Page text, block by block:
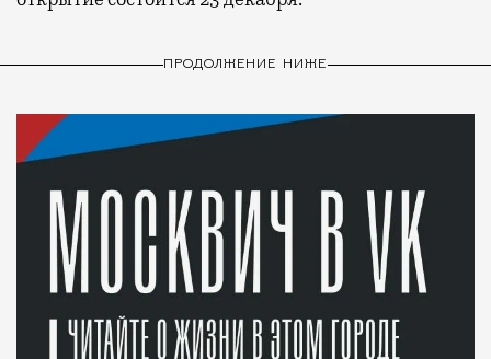
ПРОДОЛЖЕНИЕ НИЖЕ